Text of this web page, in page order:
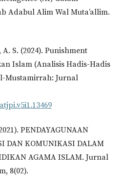
Adabul Alim Wal Muta’allim.
S. (2024). Punishment
Islam (Analisis Hadis-Hadis
Mustamirrah: Jurnal
PENDAYAGUNAAN
DAN KOMUNIKASI DALAM
AGAMA ISLAM. Jurnal
8(02).